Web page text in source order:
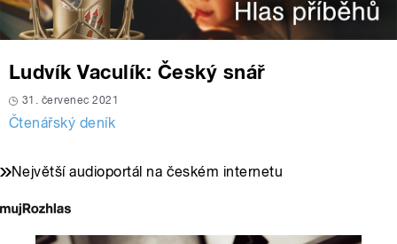
Ludvík Vaculík: Český snář
31. červenec 2021
Čtenářský deník
Největší audioportál na českém internetu